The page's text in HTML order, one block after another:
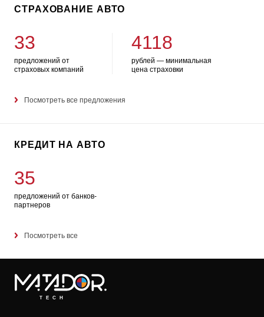
СТРАХОВАНИЕ АВТО
33
предложений от
страховых компаний
4118
рублей — минимальная
цена страховки
Посмотреть все предложения
КРЕДИТ НА АВТО
35
предложений от банков-
партнеров
Посмотреть все
TECH